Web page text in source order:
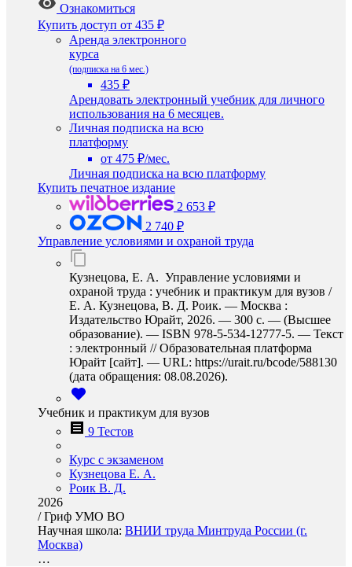
Ознакомиться
Купить доступ от 435 ₽
Аренда электронного
курса
(подписка на 6 мес.)
435 ₽
Арендовать электронный учебник для личного
использования на 6 месяцев.
Личная подписка на всю
платформу
от 475 ₽/мес.
Личная подписка на всю платформу
Купить печатное издание
2 653 ₽
2 740 ₽
Управление условиями и охраной труда
Кузнецова, Е. А. Управление условиями и
охраной труда : учебник и практикум для вузов /
Е. А. Кузнецова, В. Д. Роик. — Москва :
Издательство Юрайт, 2026. — 300 с. — (Высшее
образование). — ISBN 978-5-534-12777-5. — Текст
: электронный // Образовательная платформа
Юрайт [сайт]. — URL: https://urait.ru/bcode/588130
(дата обращения: 08.08.2026).
Учебник и практикум для вузов
9 Тестов
Курс с экзаменом
Кузнецова Е. А.
Роик В. Д.
2026
/Гриф УМО ВО
Научная школа: ВНИИ труда Минтруда России (г.
Москва)
…